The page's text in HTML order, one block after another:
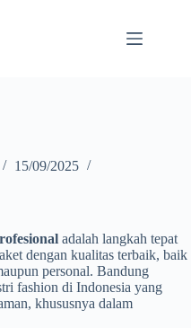
15/09/2025
adalah langkah tepat
dengan kualitas terbaik, baik
personal. Bandung
fashion di Indonesia yang
khususnya dalam